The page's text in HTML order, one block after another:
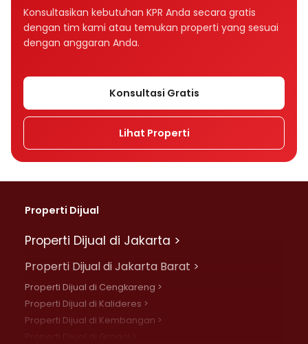
Konsultasikan kebutuhan KPR Anda secara gratis
dengan tim kami atau temukan properti yang sesuai
dengan anggaran Anda.
Konsultasi Gratis
Lihat Properti
Properti Dijual
Properti Dijual di Jakarta >
Properti Dijual di Jakarta Barat >
Properti Dijual di Cengkareng >
Properti Dijual di Kalideres >
Properti Dijual di Kembangan >